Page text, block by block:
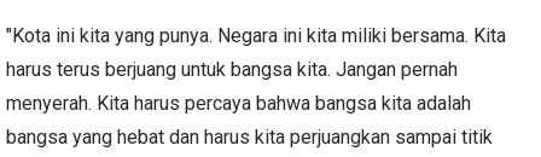
"Kota ini kita yang punya. Negara ini kita miliki bersama. Kita
harus terus berjuang untuk bangsa kita. Jangan pernah
menyerah. Kita harus percaya bahwa bangsa kita adalah
bangsa yang hebat dan harus kita perjuangkan sampai titik